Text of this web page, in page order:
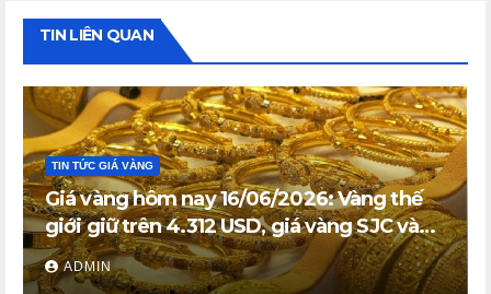
TIN LIÊN QUAN
TIN TỨC GIÁ VÀNG
Giá vàng hôm nay 16/06/2026: Vàng thế
giới giữ trên 4.312 USD, giá vàng SJC và
vàng nhẫn trong nước đi ngang
ADMIN